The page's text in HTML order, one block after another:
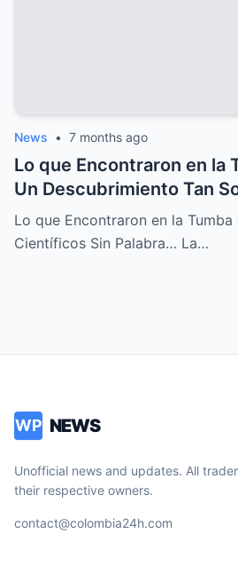
News • 7 months ago
Lo que Encontraron en la
Un Descubrimiento Tan
Dejó a los Científicos Sin
Lo que Encontraron en la
Científicos Sin Palabra… La…
WP NEWS
Unofficial news and updates. All
their respective owners.
contact@colombia24h.com